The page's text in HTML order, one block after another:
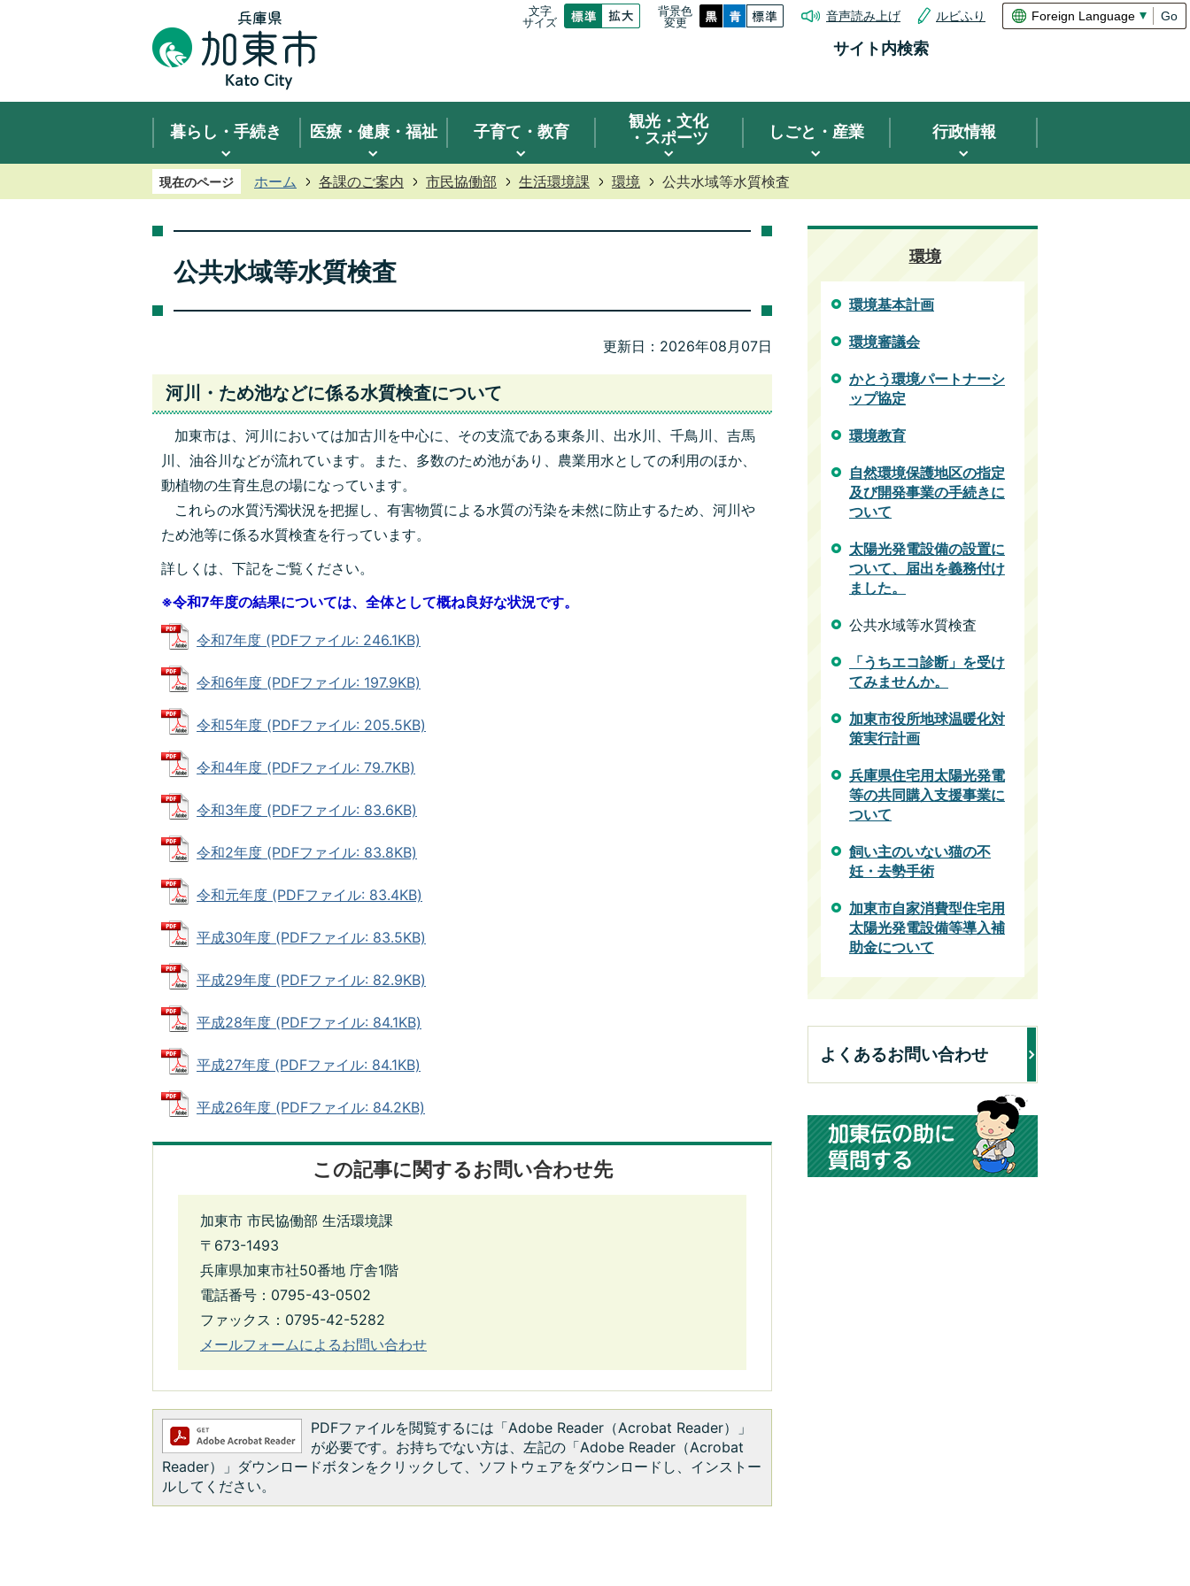
文字
サイズ
背景色
変更
音声読み上げ ルビふり Go
サイト内検索
暮らし・手続き 医療・健康・福祉 子育て・教育
観光 ・文化
・スポーツ
しごと・産業 行政情報
現在のページ ホーム 各課のご案内 市民協働部 生活環境課 環境 公共水域等水質検査
公共水域等水質検査
更新日：2026年08月07日
河川・ため池などに係る水質検査について
加東市は、河川においては加古川を中心に、その支流である東条川、出水川、千鳥川、吉馬
川、油谷川などが流れています。また、多数のため池があり、農業用水としての利用のほか、
動植物の生育生息の場になっています。
これらの水質汚濁状況を把握し、有害物質による水質の汚染を未然に防止するため、河川や
ため池等に係る水質検査を行っています。
詳しくは、下記をご覧ください。
※令和7年度の結果については、全体として概ね良好な状況です。
令和7年度 (PDFファイル: 246.1KB)
令和6年度 (PDFファイル: 197.9KB)
令和5年度 (PDFファイル: 205.5KB)
令和4年度 (PDFファイル: 79.7KB)
令和3年度 (PDFファイル: 83.6KB)
令和2年度 (PDFファイル: 83.8KB)
令和元年度 (PDFファイル: 83.4KB)
平成30年度 (PDFファイル: 83.5KB)
平成29年度 (PDFファイル: 82.9KB)
平成28年度 (PDFファイル: 84.1KB)
平成27年度 (PDFファイル: 84.1KB)
平成26年度 (PDFファイル: 84.2KB)
この記事に関するお問い合わせ先
加東市 市民協働部 生活環境課
〒673-1493
兵庫県加東市社50番地 庁舎1階
電話番号：0795-43-0502
ファックス：0795-42-5282
メールフォームによるお問い合わせ
PDFファイルを閲覧するには「Adobe Reader（Acrobat Reader）」
が必要です。お持ちでない方は、左記の「Adobe Reader（Acrobat
Reader）」ダウンロードボタンをクリックして、ソフトウェアをダウンロードし、インストー
ルしてください。
環境
環境基本計画
環境審議会
かとう環境パートナーシ
ップ協定
環境教育
自然環境保護地区の指定
及び開発事業の手続きに
ついて
太陽光発電設備の設置に
ついて、届出を義務付け
ました。
公共水域等水質検査
「うちエコ診断」を受け
てみませんか。
加東市役所地球温暖化対
策実行計画
兵庫県住宅用太陽光発電
等の共同購入支援事業に
ついて
飼い主のいない猫の不
妊・去勢手術
加東市自家消費型住宅用
太陽光発電設備等導入補
助金について
よくあるお問い合わせ